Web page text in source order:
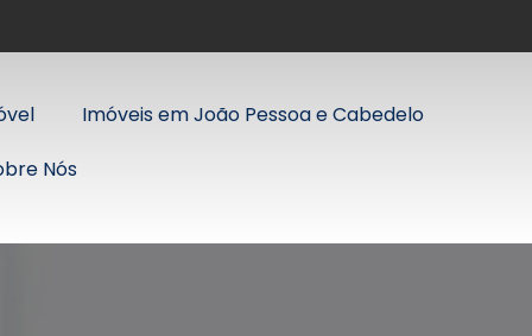
Imóveis em João Pessoa e Cabedelo
Nós